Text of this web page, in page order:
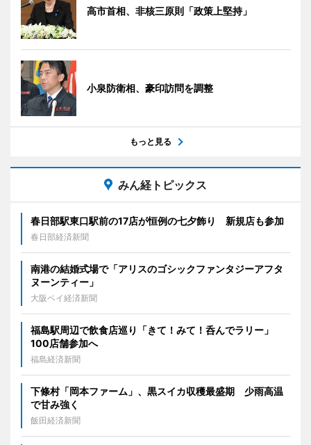
高市首相、非核三原則「政策上堅持」
小泉防衛相、豪印訪問を調整
もっと見る
みん経トピックス
春日部駅東口駅前の17店が恒例の七夕飾り 新規店も参加
春日部経済新聞
南港の結婚式場で「アリスのゴシックファンタジーアフタ
ヌーンティー」
大阪ベイ経済新聞
福島駅周辺で飲食店巡り「きて！みて！呑んでラリー」
100店舗参加へ
福島経済新聞
下條村「岡本ファーム」、黒スイカ収穫最盛期 少雨高温
で甘み強く
飯田経済新聞